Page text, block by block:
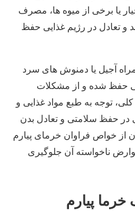
یا برخی از میوه ‌ها، مصرف
و تعادل در رژیم غذایی حفظ
آجیل یا دمنوش ‌های سرد
حفظ شده و از مشکلات
توجه به طبع مواد غذایی و
در حفظ سلامتی و تعادل بدن
از خواص فراوان خرمای پیارم
ناخواسته آن جلوگیری
پیارم